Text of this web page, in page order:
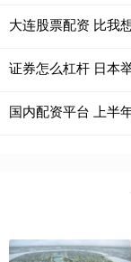
国内配资平台 上半